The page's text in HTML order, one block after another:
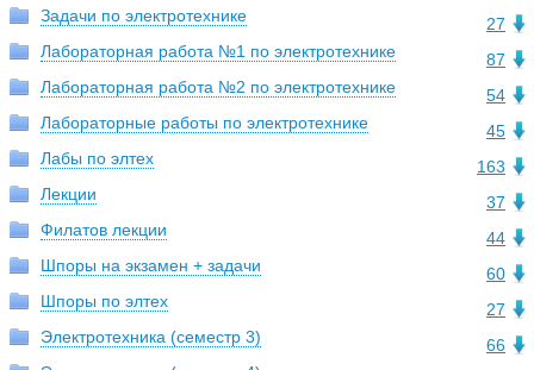
27
Задачи по электротехнике
87
Лабораторная работа №1 по электротехнике
54
Лабораторная работа №2 по электротехнике
45
Лабораторные работы по электротехнике
163
Лабы по элтех
37
Лекции
44
Филатов лекции
60
Шпоры на экзамен + задачи
27
Шпоры по элтех
66
Электротехника (семестр 3)